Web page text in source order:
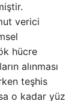
verici
hücre
alınması
teşhis
o kadar yüz